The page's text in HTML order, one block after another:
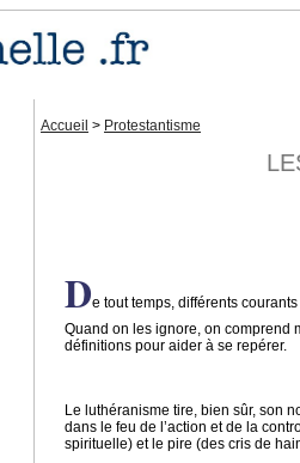
Accueil > Protestantisme
De tout temps, différents
Quand on les ignore, on comprend
définitions pour aider à se repérer.
Le luthéranisme tire, bien sûr, son
dans le feu de l’action et de la
spirituelle) et le pire (des cris de